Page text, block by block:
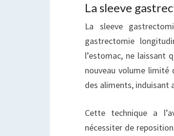
La sleeve
La sleeve
gastrectomie
l’estomac, ne laissant
nouveau volume limité
des aliments, induisant
Cette technique a
nécessiter de